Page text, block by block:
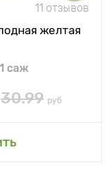
11 отзывов
желтая
1 саж
30.99 руб